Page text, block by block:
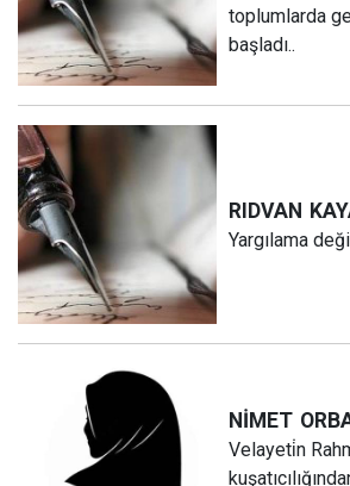
toplumlarda
başladı..
RIDVAN
Yargılama
NİMET
Velayeti̇n